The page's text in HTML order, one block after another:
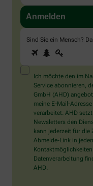
Sind Sie ein Mensch?
Sind
Sie
ein
Mensch?
Dann
wählen
Sie
bitte
den
Schlüssel.
1 2
Ich möchte den im
Service abonnieren,
GmbH (AHD)
meine E-Mail-
verarbeitet. AHD
Newsletters den
kann jederzeit für die
Abmelde-Link in
Datenverarbeitung
AHD.